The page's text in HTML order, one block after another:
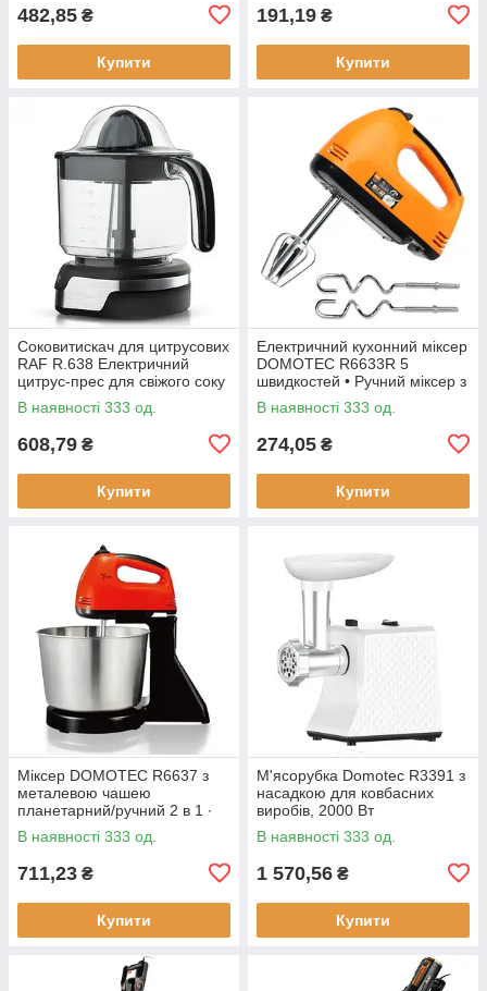
482,85 ₴
Купити
191,19 ₴
Купити
Соковитискач для цитрусових
RAF R.638 Електричний
цитрус-прес для свіжого соку
В наявності 333 од.
608,79 ₴
Купити
Електричний кухонний міксер
DOMOTEC R6633R 5
швидкостей • Ручний міксер з
насадками для збивання та
замішування тіста
В наявності 333 од.
274,05 ₴
Купити
Міксер DOMOTEC R6637 з
металевою чашею
планетарний/ручний 2 в 1 ∙
Червоний/білий/
помаранчевий
В наявності 333 од.
711,23 ₴
Купити
М'ясорубка Domotec R3391 з
насадкою для ковбасних
виробів, 2000 Вт
В наявності 333 од.
1 570,56 ₴
Купити